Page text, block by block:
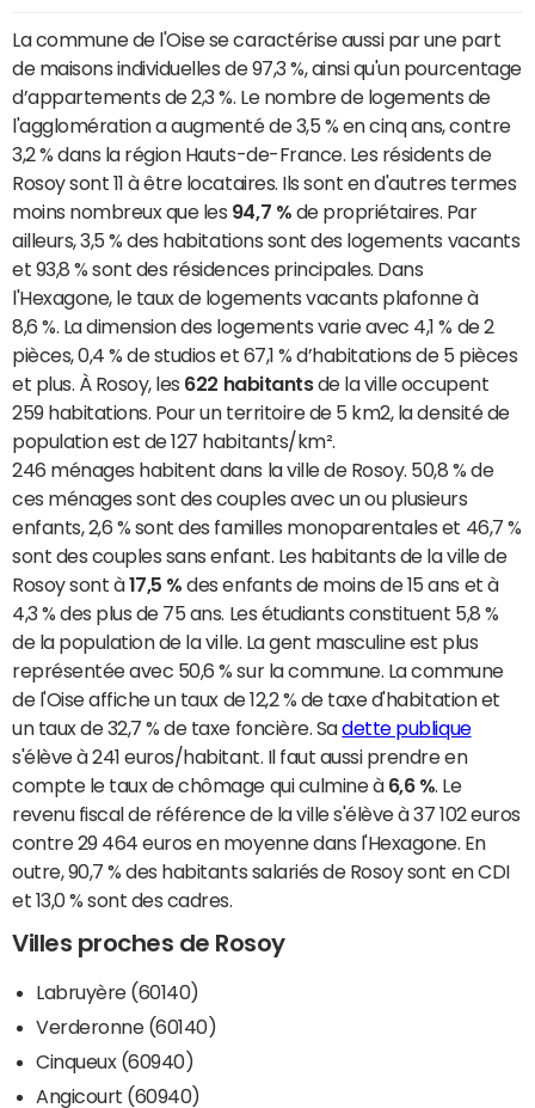
La commune de l'Oise se caractérise aussi par une part
de maisons individuelles de 97,3 %, ainsi qu'un pourcentage
d’appartements de 2,3 %. Le nombre de logements de
l'agglomération a augmenté de 3,5 % en cinq ans, contre
3,2 % dans la région Hauts-de-France. Les résidents de
Rosoy sont 11 à être locataires. Ils sont en d'autres termes
moins nombreux que les 94,7 % de propriétaires. Par
ailleurs, 3,5 % des habitations sont des logements vacants
et 93,8 % sont des résidences principales. Dans
l'Hexagone, le taux de logements vacants plafonne à
8,6 %. La dimension des logements varie avec 4,1 % de 2
pièces, 0,4 % de studios et 67,1 % d’habitations de 5 pièces
et plus. À Rosoy, les 622 habitantsde la ville occupent
259 habitations. Pour un territoire de 5 km2, la densité de
population est de 127 habitants/km².
246 ménages habitent dans la ville de Rosoy. 50,8 % de
ces ménages sont des couples avec un ou plusieurs
enfants, 2,6 % sont des familles monoparentales et 46,7 %
sont des couples sans enfant. Les habitants de la ville de
Rosoy sont à17,5 % des enfants de moins de 15 ans et à
4,3 % des plus de 75 ans. Les étudiants constituent 5,8 %
de la population de la ville. La gent masculine est plus
représentée avec 50,6 % sur la commune. La commune
de l'Oise affiche un taux de 12,2 % de taxe d'habitation et
un taux de 32,7 % de taxe foncière. Sadette publique
s'élève à 241 euros/habitant. Il faut aussi prendre en
compte le taux de chômage qui culmine à 6,6 % . Le
revenu fiscal de référence de la ville s'élève à 37 102 euros
contre 29 464 euros en moyenne dans l'Hexagone. En
outre, 90,7 % des habitants salariés de Rosoy sont en CDI
et 13,0 % sont des cadres.
Villes proches de Rosoy
Labruyère (60140)
Verderonne (60140)
Cinqueux (60940)
Angicourt (60940)